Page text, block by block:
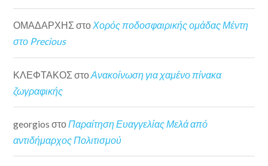
ΟΜΑΔΑΡΧΗΣ στοΧορός ποδοσφαιρικής ομάδας Μέντη
στο Precious
ΚΛΕΦΤΑΚΟΣ στοΑνακοίνωση για χαμένο πίνακα
ζωγραφικής
georgios στο Παραίτηση Ευαγγελίας Μελά από
αντιδήμαρχος Πολιτισμού